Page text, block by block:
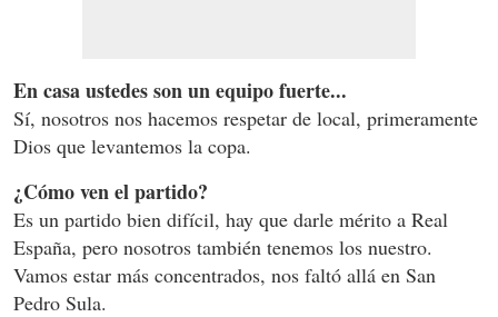
En casa ustedes son un equipo fuerte...
Sí, nosotros nos hacemos respetar de local, primeramente
Dios que levantemos la copa.
¿Cómo ven el partido?
Es un partido bien difícil, hay que darle mérito a Real
España, pero nosotros también tenemos los nuestro.
Vamos estar más concentrados, nos faltó allá en San
Pedro Sula.